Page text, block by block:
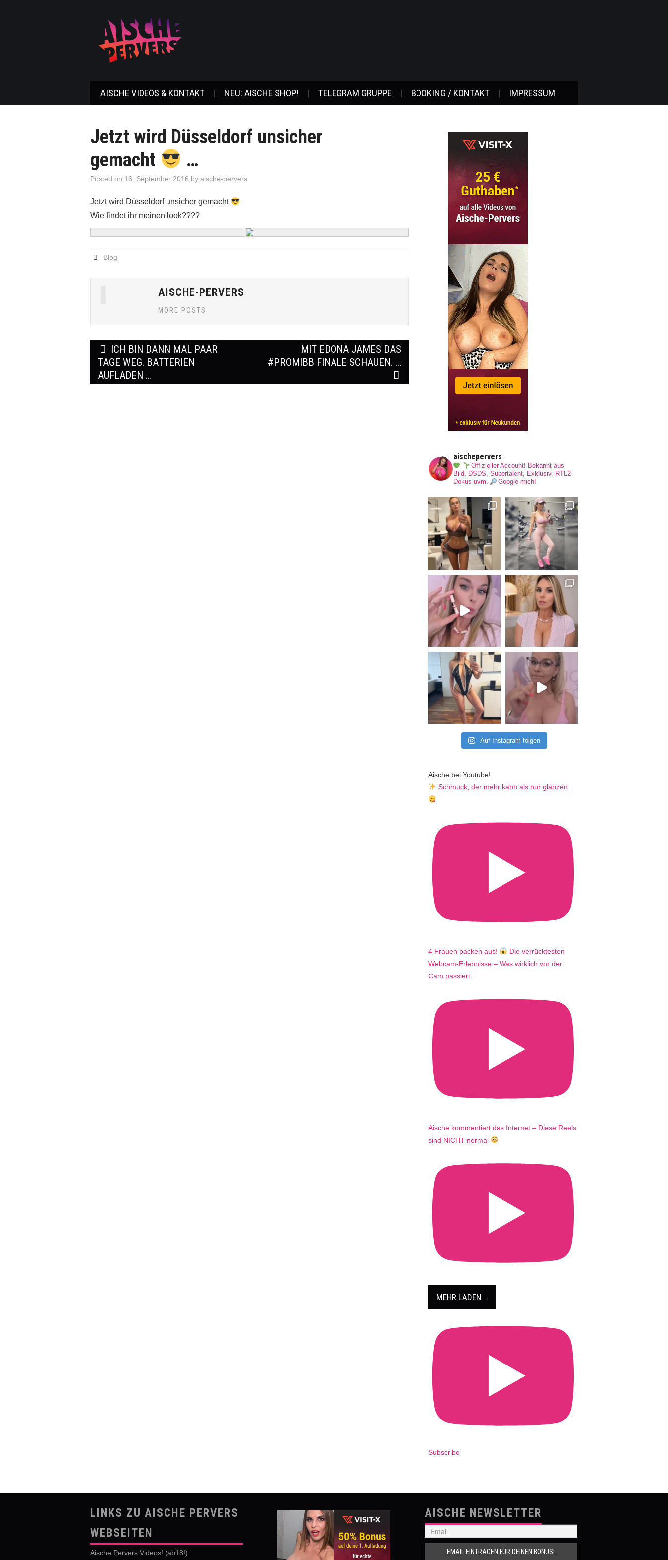
AISCHE VIDEOS & KONTAKT NEU: AISCHE SHOP! TELEGRAM GRUPPE BOOKING / KONTAKT IMPRESSUM
Jetzt wird Düsseldorf unsicher
gemacht
…
Posted on 16. September 2016 by aische-pervers
Jetzt wird Düsseldorf unsicher gemacht
Wie findet ihr meinen look????
Blog
AISCHE-PERVERS
MORE POSTS
Post
navigation
ICH BIN DANN MAL PAAR
TAGE WEG. BATTERIEN
AUFLADEN …
MIT EDONA JAMES DAS
#PROMIBB FINALE SCHAUEN. …
aischepervers
Offizieller Account! Bekannt aus
Bild, DSDS, Supertalent, Exklusiv, RTL2
Dokus uvm.
Google mich!
Auf Instagram folgen
Aische bei Youtube!
Schmuck, der mehr kann als nur glänzen
4 Frauen packen aus!
Die verrücktesten
Webcam-Erlebnisse – Was wirklich vor der
Cam passiert
Aische kommentiert das Internet – Diese Reels
sind NICHT normal
MEHR LADEN …
Subscribe
LINKS ZU AISCHE PERVERS
WEBSEITEN
Aische Pervers Videos! (ab18!)
AISCHE NEWSLETTER